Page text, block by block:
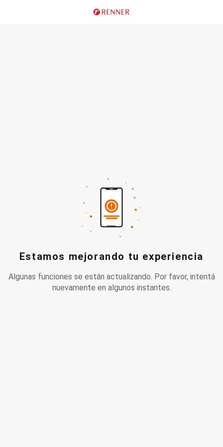
Estamos mejorando tu experiencia
Algunas funciones se están actualizando. Por favor, intentá
nuevamente en algunos instantes.